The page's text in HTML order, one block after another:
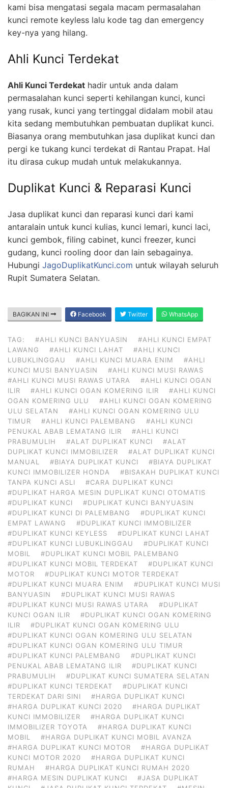
kami bisa mengatasi segala macam permasalahan
kunci remote keyless lalu kode tag dan emergency
key-nya yang hilang.
Ahli Kunci Terdekat
Ahli Kunci Terdekat hadir untuk anda dalam
permasalahan kunci seperti kehilangan kunci, kunci
yang rusak, kunci yang tertinggal didalam mobil atau
kita sedang membutuhkan pembuatan duplikat kunci.
Biasanya orang membutuhkan jasa duplikat kunci dan
pergi ke tukang kunci terdekat di Rantau Prapat. Hal
itu dirasa cukup mudah untuk melakukannya.
Duplikat Kunci & Reparasi Kunci
Jasa duplikat kunci dan reparasi kunci dari kami
antaralain untuk kunci kulias, kunci lemari, kunci laci,
kunci gembok, filing cabinet, kunci freezer, kunci
gudang, kunci rooling door dan lain sebagainya.
Hubungi JagoDuplikatKunci.com untuk wilayah seluruh
Rupit Sumatera Selatan.
BAGIKAN INI Facebook Twitter WhatsApp
TAG: #AHLI KUNCI BANYUASIN
#AHLI KUNCI EMPAT
LAWANG
#AHLI KUNCI LAHAT
#AHLI KUNCI
LUBUKLINGGAU
#AHLI KUNCI MUARA ENIM
#AHLI
KUNCI MUSI BANYUASIN
#AHLI KUNCI MUSI RAWAS
#AHLI KUNCI MUSI RAWAS UTARA
#AHLI KUNCI OGAN
ILIR
#AHLI KUNCI OGAN KOMERING ILIR
#AHLI KUNCI
OGAN KOMERING ULU
#AHLI KUNCI OGAN KOMERING
ULU SELATAN
#AHLI KUNCI OGAN KOMERING ULU
TIMUR
#AHLI KUNCI PALEMBANG
#AHLI KUNCI
PENUKAL ABAB LEMATANG ILIR
#AHLI KUNCI
PRABUMULIH
#ALAT DUPLIKAT KUNCI
#ALAT
DUPLIKAT KUNCI IMMOBILIZER
#ALAT DUPLIKAT KUNCI
MANUAL
#BIAYA DUPLIKAT KUNCI
#BIAYA DUPLIKAT
KUNCI IMMOBILIZER HONDA
#BISAKAH DUPLIKAT KUNCI
TANPA KUNCI ASLI
#CARA DUPLIKAT KUNCI
#DUPLIKAT HARGA MESIN DUPLIKAT KUNCI OTOMATIS
#DUPLIKAT KUNCI
#DUPLIKAT KUNCI BANYUASIN
#DUPLIKAT KUNCI DI PALEMBANG
#DUPLIKAT KUNCI
EMPAT LAWANG
#DUPLIKAT KUNCI IMMOBILIZER
#DUPLIKAT KUNCI KEYLESS
#DUPLIKAT KUNCI LAHAT
#DUPLIKAT KUNCI LUBUKLINGGAU
#DUPLIKAT KUNCI
MOBIL
#DUPLIKAT KUNCI MOBIL PALEMBANG
#DUPLIKAT KUNCI MOBIL TERDEKAT
#DUPLIKAT KUNCI
MOTOR
#DUPLIKAT KUNCI MOTOR TERDEKAT
#DUPLIKAT KUNCI MUARA ENIM
#DUPLIKAT KUNCI MUSI
BANYUASIN
#DUPLIKAT KUNCI MUSI RAWAS
#DUPLIKAT KUNCI MUSI RAWAS UTARA
#DUPLIKAT
KUNCI OGAN ILIR
#DUPLIKAT KUNCI OGAN KOMERING
ILIR
#DUPLIKAT KUNCI OGAN KOMERING ULU
#DUPLIKAT KUNCI OGAN KOMERING ULU SELATAN
#DUPLIKAT KUNCI OGAN KOMERING ULU TIMUR
#DUPLIKAT KUNCI PALEMBANG
#DUPLIKAT KUNCI
PENUKAL ABAB LEMATANG ILIR
#DUPLIKAT KUNCI
PRABUMULIH
#DUPLIKAT KUNCI SUMATERA SELATAN
#DUPLIKAT KUNCI TERDEKAT
#DUPLIKAT KUNCI
TERDEKAT DARI SINI
#HARGA DUPLIKAT KUNCI
#HARGA DUPLIKAT KUNCI 2020
#HARGA DUPLIKAT
KUNCI IMMOBILIZER
#HARGA DUPLIKAT KUNCI
IMMOBILIZER TOYOTA
#HARGA DUPLIKAT KUNCI
MOBIL
#HARGA DUPLIKAT KUNCI MOBIL AVANZA
#HARGA DUPLIKAT KUNCI MOTOR
#HARGA DUPLIKAT
KUNCI MOTOR 2020
#HARGA DUPLIKAT KUNCI
RUMAH
#HARGA DUPLIKAT KUNCI RUMAH 2020
#HARGA MESIN DUPLIKAT KUNCI
#JASA DUPLIKAT